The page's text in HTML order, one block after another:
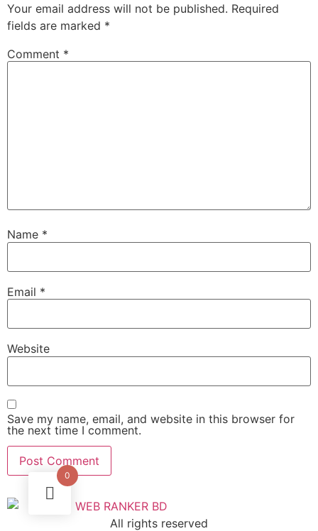
Your email address will not be published. Required
fields are marked *
Comment *
Name *
Email *
Website
Save my name, email, and website in this browser for
the next time I comment.
All rights reserved
0